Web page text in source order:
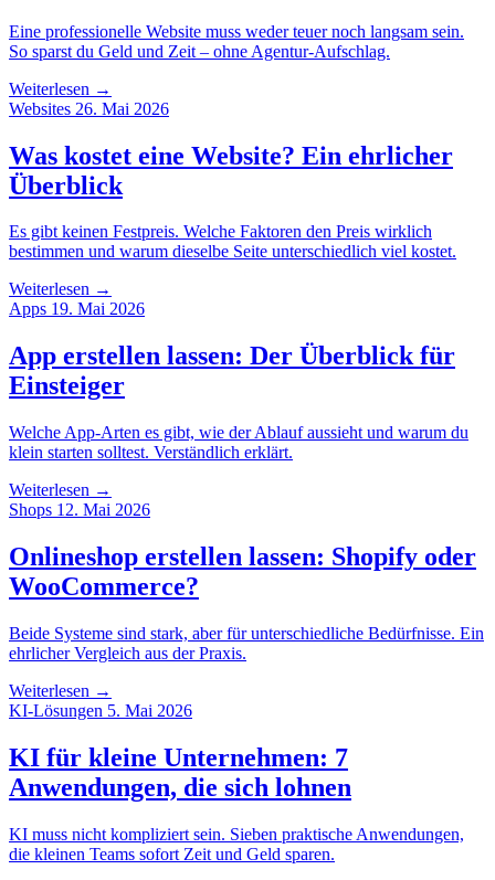
Eine professionelle Website muss weder teuer noch langsam sein.
So sparst du Geld und Zeit – ohne Agentur-Aufschlag.
Weiterlesen →
Websites 26. Mai 2026
Was kostet eine Website? Ein ehrlicher
Überblick
Es gibt keinen Festpreis. Welche Faktoren den Preis wirklich
bestimmen und warum dieselbe Seite unterschiedlich viel kostet.
Weiterlesen →
Apps 19. Mai 2026
App erstellen lassen: Der Überblick für
Einsteiger
Welche App-Arten es gibt, wie der Ablauf aussieht und warum du
klein starten solltest. Verständlich erklärt.
Weiterlesen →
Shops 12. Mai 2026
Onlineshop erstellen lassen: Shopify oder
WooCommerce?
Beide Systeme sind stark, aber für unterschiedliche Bedürfnisse. Ein
ehrlicher Vergleich aus der Praxis.
Weiterlesen →
KI-Lösungen 5. Mai 2026
KI für kleine Unternehmen: 7
Anwendungen, die sich lohnen
KI muss nicht kompliziert sein. Sieben praktische Anwendungen,
die kleinen Teams sofort Zeit und Geld sparen.